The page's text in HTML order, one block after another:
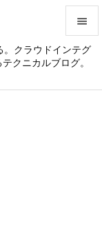
クラウドインテグ
クニカルブログ。


メニュ